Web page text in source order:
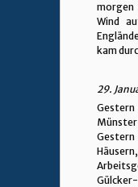
morgen
Wind
kam
29.
Gestern